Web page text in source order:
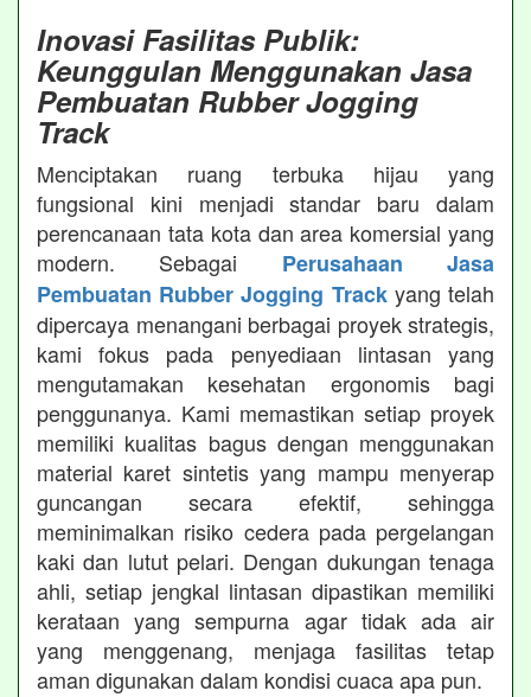
Inovasi Fasilitas Publik:
Keunggulan Menggunakan Jasa
Pembuatan Rubber Jogging
Track
Menciptakan ruang terbuka hijau yang
fungsional kini menjadi standar baru dalam
perencanaan tata kota dan area komersial yang
modern. Sebagai Perusahaan Jasa
Pembuatan Rubber Jogging Trackyang telah
dipercaya menangani berbagai proyek strategis,
kami fokus pada penyediaan lintasan yang
mengutamakan kesehatan ergonomis bagi
penggunanya. Kami memastikan setiap proyek
memiliki kualitas bagus dengan menggunakan
material karet sintetis yang mampu menyerap
guncangan secara efektif, sehingga
meminimalkan risiko cedera pada pergelangan
kaki dan lutut pelari. Dengan dukungan tenaga
ahli, setiap jengkal lintasan dipastikan memiliki
kerataan yang sempurna agar tidak ada air
yang menggenang, menjaga fasilitas tetap
aman digunakan dalam kondisi cuaca apa pun.